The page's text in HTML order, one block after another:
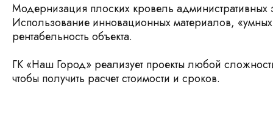
Модернизация плоских кровель административных
Использование инновационных материалов,
рентабельность объекта.
ГК «Наш Город» реализует проекты любой
чтобы получить расчет стоимости и сроков.